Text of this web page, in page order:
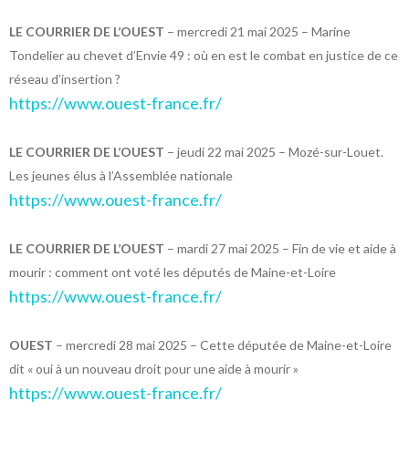
LE COURRIER DE L’OUEST – mercredi 21 mai 2025 – Marine
Tondelier au chevet d’Envie 49 : où en est le combat en justice de ce
réseau d’insertion ?
https://www.ouest-france.fr/
LE COURRIER DE L’OUEST – jeudi 22 mai 2025 – Mozé-sur-Louet.
Les jeunes élus à l’Assemblée nationale
https://www.ouest-france.fr/
LE COURRIER DE L’OUEST – mardi 27 mai 2025 – Fin de vie et aide à
mourir : comment ont voté les députés de Maine-et-Loire
https://www.ouest-france.fr/
OUEST – mercredi 28 mai 2025 – Cette députée de Maine-et-Loire
dit « oui à un nouveau droit pour une aide à mourir »
https://www.ouest-france.fr/